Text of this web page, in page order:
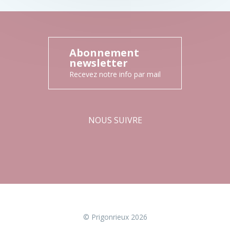
Abonnement
newsletter
Recevez notre info par mail
NOUS SUIVRE
© Prigonrieux 2026